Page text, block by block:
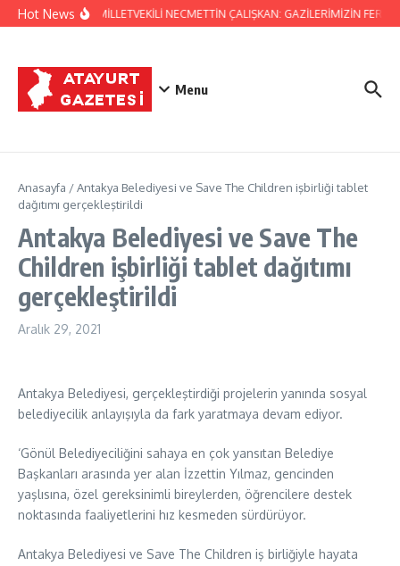
İçeriğe atla
Hot NewsHATAY MİLLETVEKİLİ NECMETTİN ÇALIŞKAN: GAZİLERİMİZİN
Menu
Anasayfa /Antakya Belediyesi ve Save The Children işbirliği tablet
dağıtımı gerçekleştirildi
Antakya Belediyesi ve Save The
Children işbirliği tablet dağıtımı
gerçekleştirildi
Aralık 29, 2021
Antakya Belediyesi, gerçekleştirdiği projelerin yanında sosyal
belediyecilik anlayışıyla da fark yaratmaya devam ediyor.
‘Gönül Belediyeciliğini sahaya en çok yansıtan Belediye
Başkanları arasında yer alan İzzettin Yılmaz, gencinden
yaşlısına, özel gereksinimli bireylerden, öğrencilere destek
noktasında faaliyetlerini hız kesmeden sürdürüyor.
Antakya Belediyesi ve Save The Children iş birliğiyle hayata